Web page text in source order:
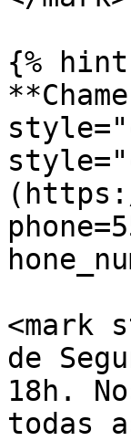
{%
<mark
de
18h.
todas